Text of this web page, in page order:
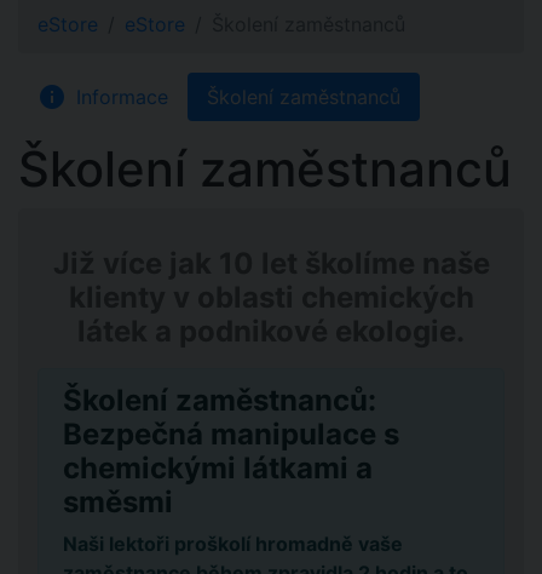
eStore eStore
info Informace Školení zaměstnanců
Školení zaměstnanců
Školení zaměstnanců:
Bezpečná manipulace s
chemickými látkami a
směsmi
Naši lektoři proškolí hromadně vaše